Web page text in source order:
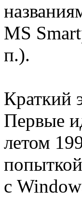
MS
п.).
Краткий
Первые
летом
с